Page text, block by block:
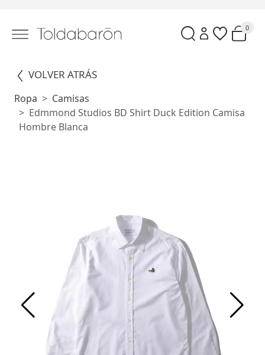
0
VOLVER ATRÁS
Ropa
Camisas
Edmmond Studios BD Shirt Duck Edition Camisa
Hombre Blanca